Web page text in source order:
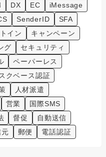
DX EC
iMessage
SenderID
SFA
イン
キャンペーン
グ
セキュリティ
ペーパーレス
クベース認証
人材派遣
営業
国際SMS
督促
自動送信
郵便 電話認証